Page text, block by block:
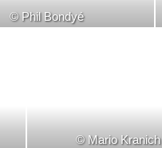
© Phil Bondyé
© Mario Kranich